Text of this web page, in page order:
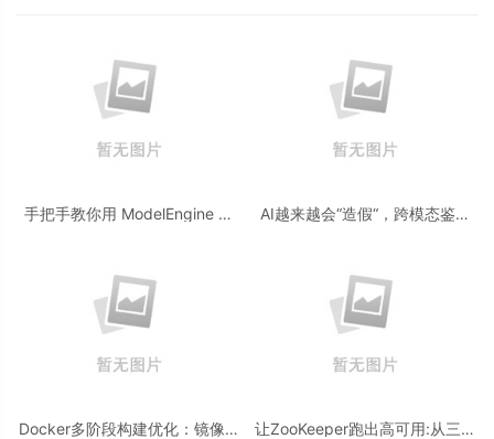
手把手教你用 ModelEngine 打
AI越来越会“造假“，跨模态鉴伪
Docker多阶段构建优化：镜像体
让ZooKeeper跑出高可用:从三节